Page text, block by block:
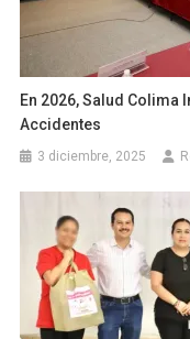
En 2026, Salud
Accidentes
3 diciembre, 2025